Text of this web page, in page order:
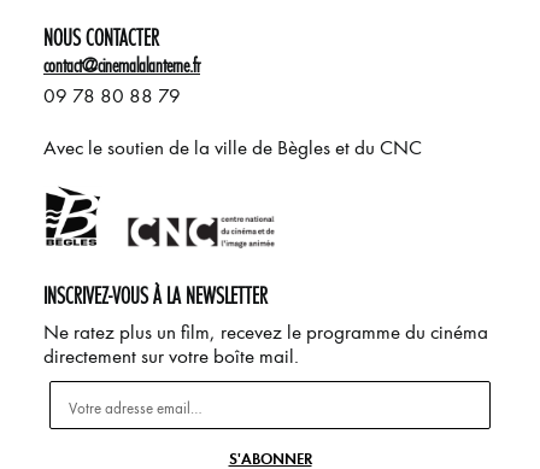
NOUS CONTACTER
contact@cinemalalanterne.fr
09 78 80 88 79
Avec le soutien de la ville de Bègles et du CNC
INSCRIVEZ-VOUS À LA NEWSLETTER
Ne ratez plus un film, recevez le programme du cinéma
directement sur votre boîte mail.